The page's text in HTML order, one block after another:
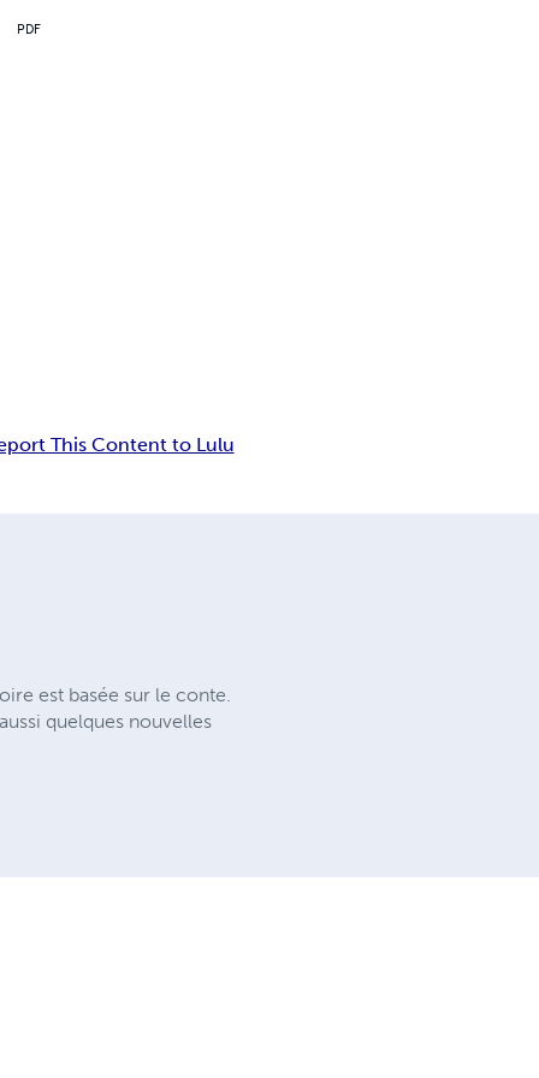
PDF
This Content to Lulu
est basée sur le conte.
quelques nouvelles